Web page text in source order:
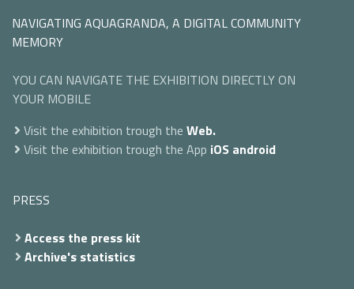
NAVIGATING AQUAGRANDA, A DIGITAL COMMUNITY
MEMORY
YOU CAN NAVIGATE THE EXHIBITION DIRECTLY ON
YOUR MOBILE
Visit the exhibition trough the Web.
Visit the exhibition trough the App iOS android
PRESS
Access the press kit
Archive's statistics